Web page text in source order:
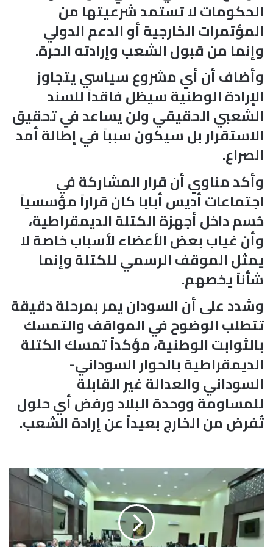
الحكومات لا تستمد شرعيتها من
المؤتمرات الخارجية أو الدعم الدولي
وإنما من قبول الشعب وإرادته الحرة.
وأضاف أن أي مشروع سياسي يتجاوز
الإرادة الوطنية سيظل فاقداً للسند
الشعبي الحقيقي ولن يساعد في تحقيق
الاستقرار بل سيكون سبباً في إطالة أمد
الصراع.
وأكد مناوي أن قرار المشاركة في
اجتماعات أديس أبابا كان قراراً مؤسسياً
حُسم داخل أجهزة الكتلة الديمقراطية،
وأن غياب بعض الأعضاء لأسباب خاصة لا
يمثل الموقف الرسمي للكتلة وإنما
شأناً يخصهم.
وشدد على أن السودان يمر بمرحلة دقيقة
تتطلب الوضوح في المواقف والتمسك
بالثوابت الوطنية، مؤكداً تمسك الكتلة
الديمقراطية بالحوار السوداني-
السوداني والعدالة غير القابلة
للمساومة ووحدة البلاد ورفض أي حلول
تُفرض من الخارج بعيداً عن إرادة الشعب.
م
ج
ل
س
ا
ل